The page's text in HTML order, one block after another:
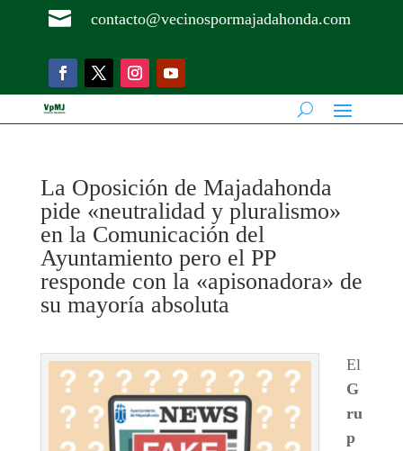
 contacto@vecinospormajadahonda.com
La Oposición de Majadahonda
pide «neutralidad y pluralismo»
en la Comunicación del
Ayuntamiento pero el PP
responde con la «apisonadora» de
su mayoría absoluta
El
G
ru
p